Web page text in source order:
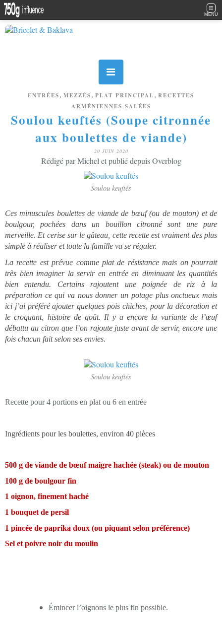
MENU
ENTRÉES, MEZZÉS, PLAT PRINCIPAL, RECETTES
ARMÉNIENNES SALÉES
Soulou keuftés (Soupe citronnée
aux boulettes de viande)
20 JUIN 2020
Rédigé par Michel et publié depuis Overblog
Soulou keuftés
Ces minuscules boulettes de viande de bœuf (ou de mouton) et de
boulgour, pochées dans un bouillon citronné sont une pure
merveille. Et cerise sur le gâteau, cette recette est vraiment des plus
simple à réaliser et toute la famille va se régaler.
La recette est prévue comme plat de résistance mais on pourrait
très bien imaginer la servir en entrée en diminuant les quantités
bien entendu. Certains rajoutent une poignée de riz à la
préparation ce qui va nous donner un potage plus onctueux mais
ici j’ai préféré ajouter quelques pois chiches, pour la décoration et
le croquant, histoire de goût. Il y a encore la variante de l’œuf
débattu au citron que l’on rajoute juste avant de servir, encore une
fois chacun fait selon ses envies.
Soulou keuftés
Recette pour 4 portions en plat ou 6 en entrée
Ingrédients pour les boulettes, environ 40 pièces
500 g de viande de bœuf maigre hachée (steak) ou de mouton
100 g de boulgour fin
1 oignon, finement haché
1 bouquet de persil
1 pincée de paprika doux (ou piquant selon préférence)
Sel et poivre noir du moulin
Émincerl’oignons le plus fin possible.